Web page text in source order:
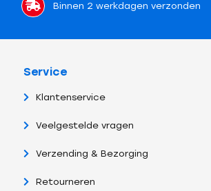
Binnen 2 werkdagen verzonden
Service
Klantenservice
Veelgestelde vragen
Verzending & Bezorging
Retourneren